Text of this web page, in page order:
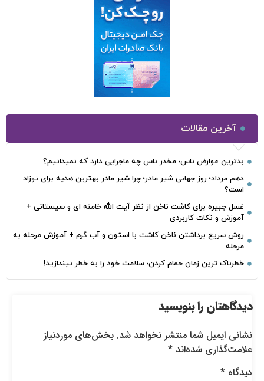
آخرین مقالات
بدترین عوارض ناس؛ مخدر ناس چه ماجرایی دارد که نمیدانیم؟
دهم مرداد؛ روز جهانی شیر مادر؛ چرا شیر مادر بهترین هدیه برای نوزاد
است؟
غسل جبیره برای کاشت ناخن از نظر آیت الله خامنه ای و سیستانی +
آموزش و نکات کاربردی
روش سریع برداشتن ناخن کاشت با استون و آب گرم + آموزش مرحله به
مرحله
خطرناک‌ ترین زمان‌ حمام کردن؛ سلامت خود را به خطر نیندازید!
دیدگاهتان را بنویسید
نشانی ایمیل شما منتشر نخواهد شد. بخش‌های موردنیاز
علامت‌گذاری شده‌اند*
دیدگاه*